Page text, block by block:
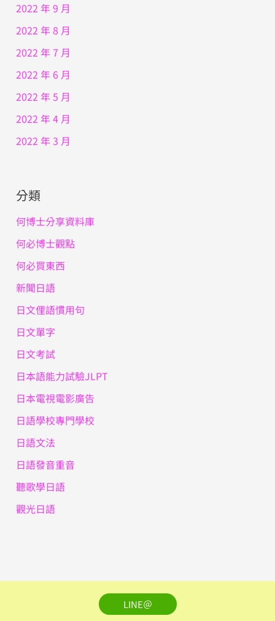
2022 年 9 月
2022 年 8 月
2022 年 7 月
2022 年 6 月
2022 年 5 月
2022 年 4 月
2022 年 3 月
分類
何博士分享資料庫
何必博士觀點
何必買東西
新聞日語
日文俚語慣用句
日文單字
日文考試
日本語能力試驗JLPT
日本電視電影廣告
日語學校專門學校
日語文法
日語發音重音
聽歌學日語
觀光日語
LINE＠